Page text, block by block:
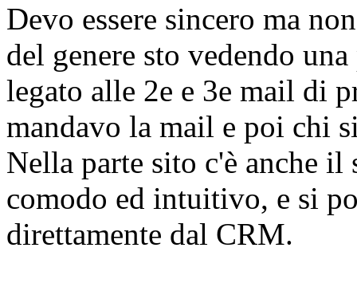
Devo essere sincero ma
del genere sto vedendo
legato alle 2e e 3e mail di
mandavo la mail e poi chi
Nella parte sito c'è anche
comodo ed intuitivo, e si
direttamente dal CRM.